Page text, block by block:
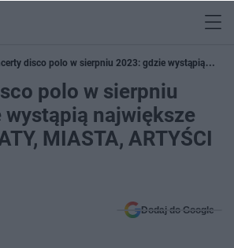
disco polo w sierpniu 2023: gdzie wystąpią
MIASTA, ARTYŚCI
polo w sierpniu
wystąpią największe
MIASTA, ARTYŚCI
Dodaj do Google